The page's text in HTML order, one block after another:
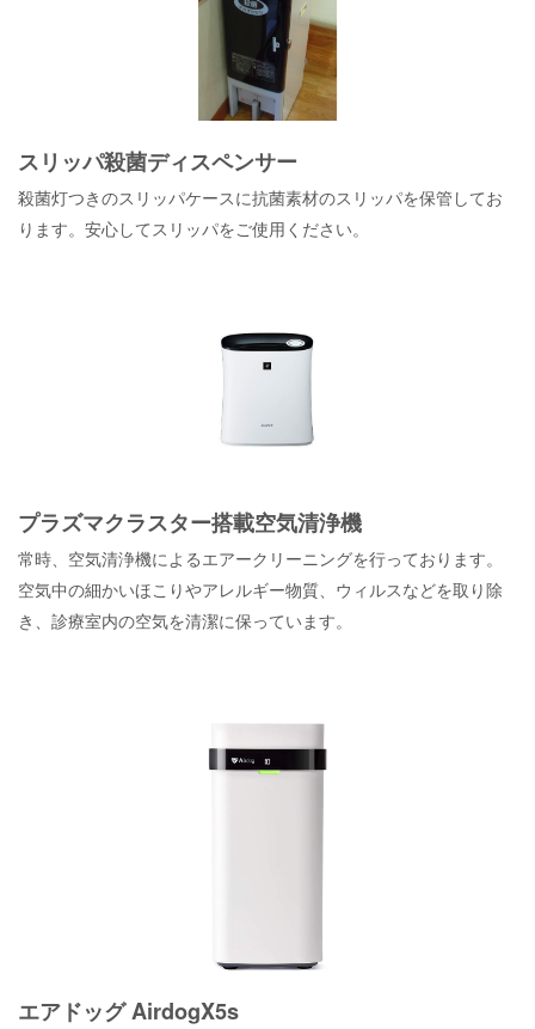
スリッパ殺菌ディスペンサー
殺菌灯つきのスリッパケースに抗菌素材のスリッパを保管してお
ります。安心してスリッパをご使用ください。
プラズマクラスター搭載空気清浄機
常時、空気清浄機によるエアークリーニングを行っております。
空気中の細かいほこりやアレルギー物質、ウィルスなどを取り除
き、診療室内の空気を清潔に保っています。
エアドッグ AirdogX5s